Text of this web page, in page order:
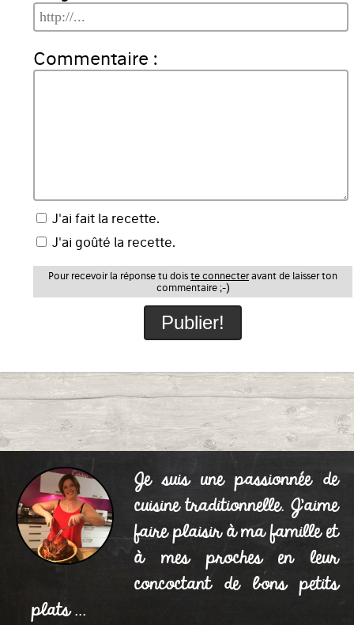
Commentaire :
J'ai fait la recette.
J'ai goûté la recette.
Pour recevoir la réponse tu dois te connecteravant de laisser ton
commentaire ;-)
Je suis une passionnée de
cuisine traditionnelle. J'aime
faire plaisir à ma famille et
à mes proches en leur
concoctant de bons petits
plats ...